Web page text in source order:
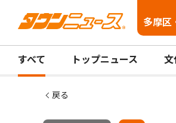
多摩区
すべて トップニュース 文
戻る